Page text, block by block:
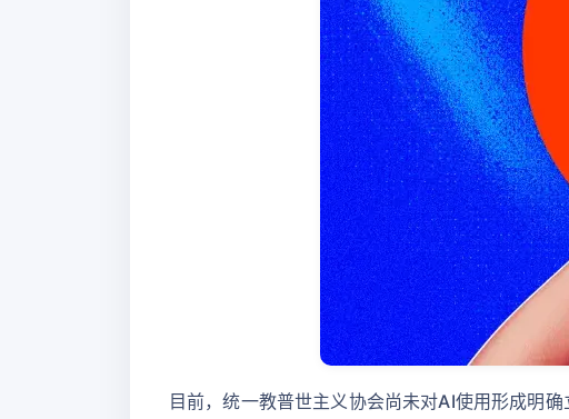
目前，统一教普世主义协会尚未对AI使用形成明